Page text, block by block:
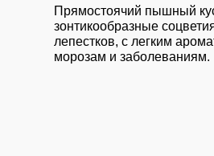
Прямостоячий пышный
зонтикообразные
лепестков, с легким
морозам и заболеваниям.